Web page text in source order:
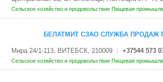
Сельское хозяйство и продовольствие Пищевая
БЕЛАТМИТ СЗАО СЛУЖБА ПРОДАЖ
Мира 24/1-113, ВИТЕБСК, 210009 +37544 573
Сельское хозяйство и продовольствие Пищевая